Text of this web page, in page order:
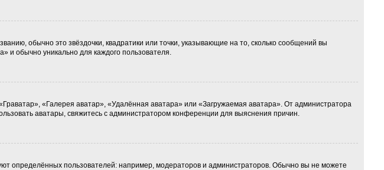
обычно это звёздочки, квадратики или точки, указывающие на то, сколько сообщений вы
и обычно уникально для каждого пользователя.
«Галерея аватар», «Удалённая аватара» или «Загружаемая аватара». От администратора
аватары, свяжитесь с администратором конференции для выяснения причин.
определённых пользователей: например, модераторов и администраторов. Обычно вы не можете